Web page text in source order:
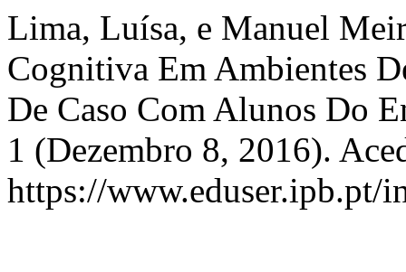
Lima, Luísa, e Manuel
Cognitiva Em Ambientes
De Caso Com Alunos Do
1 (Dezembro 8, 2016).
https://www.eduser.ipb.pt/